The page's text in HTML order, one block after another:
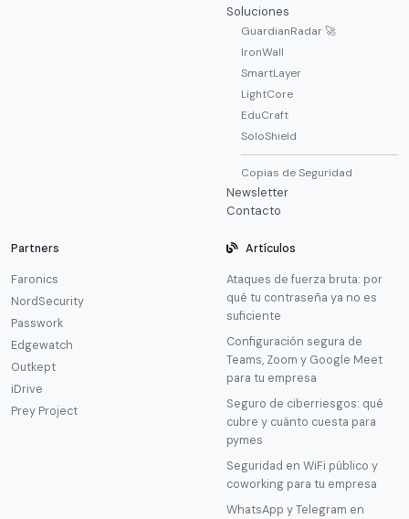
Soluciones
GuardianRadar 🚀
IronWall
SmartLayer
LightCore
EduCraft
SoloShield
Copias de Seguridad
Newsletter
Contacto
Partners
Faronics
NordSecurity
Passwork
Edgewatch
Outkept
iDrive
Prey Project
Artículos
Ataques de fuerza bruta: por
qué tu contraseña ya no es
suficiente
Configuración segura de
Teams, Zoom y Google Meet
para tu empresa
Seguro de ciberriesgos: qué
cubre y cuánto cuesta para
pymes
Seguridad en WiFi público y
coworking para tu empresa
WhatsApp y Telegram en